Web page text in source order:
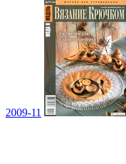
2009-11